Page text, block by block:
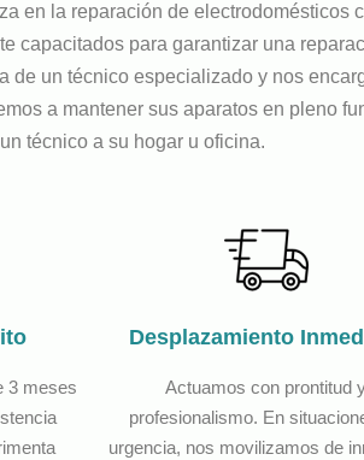
en la reparación de electrodomésticos
capacitados para garantizar una
un técnico especializado y nos
a mantener sus aparatos en pleno
técnico a su hogar u oficina.
3 meses
Desplazamiento
Actuamos con prontitud
profesionalismo. En
urgencia, nos movilizamos de